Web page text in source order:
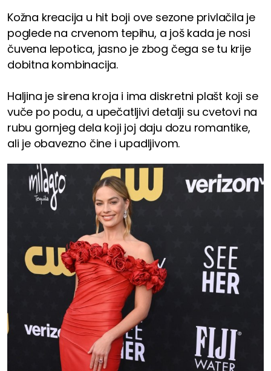
Kožna kreacija u hit boji ove sezone privlačila je
poglede na crvenom tepihu, a još kada je nosi
čuvena lepotica, jasno je zbog čega se tu krije
dobitna kombinacija.
Haljina je sirena kroja i ima diskretni plašt koji se
vuče po podu, a upečatljivi detalji su cvetovi na
rubu gornjeg dela koji joj daju dozu romantike,
ali je obavezno čine i upadljivom.